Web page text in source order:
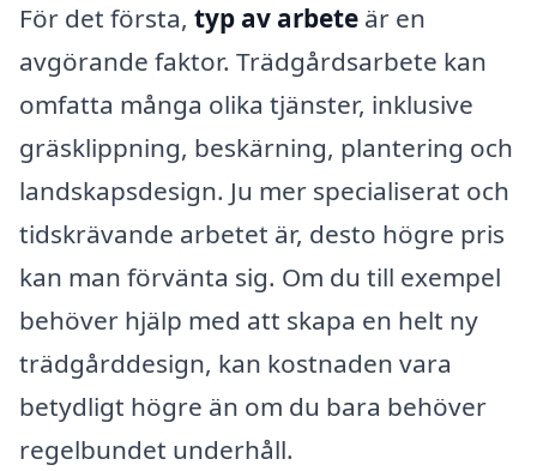
För det första, typ av arbete är en
avgörande faktor. Trädgårdsarbete kan
omfatta många olika tjänster, inklusive
gräsklippning, beskärning, plantering och
landskapsdesign. Ju mer specialiserat och
tidskrävande arbetet är, desto högre pris
kan man förvänta sig. Om du till exempel
behöver hjälp med att skapa en helt ny
trädgårddesign, kan kostnaden vara
betydligt högre än om du bara behöver
regelbundet underhåll.